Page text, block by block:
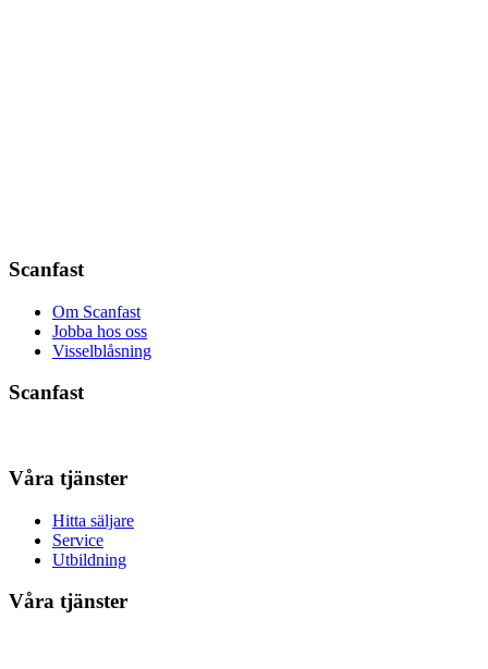
Scanfast
Om Scanfast
Jobba hos oss
Visselblåsning
Scanfast
Våra tjänster
Hitta säljare
Service
Utbildning
Våra tjänster